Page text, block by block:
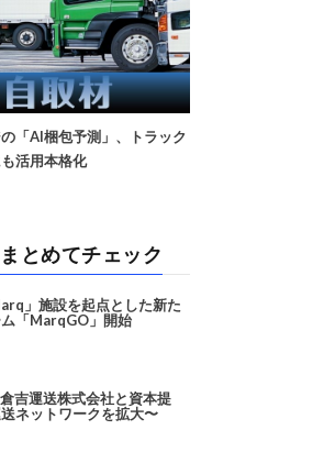
「AI梱包予測」、トラック
活用本格化
まとめてチェック
」施設を起点とした新た
「MarqGO」開始
吉運送株式会社と資本提
ネットワークを拡大〜